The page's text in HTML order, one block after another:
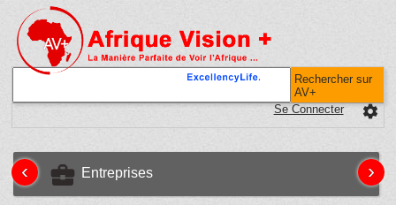
Rechercher sur
AV+
settings
Se Connecter
business_center Entreprises
‹ ›